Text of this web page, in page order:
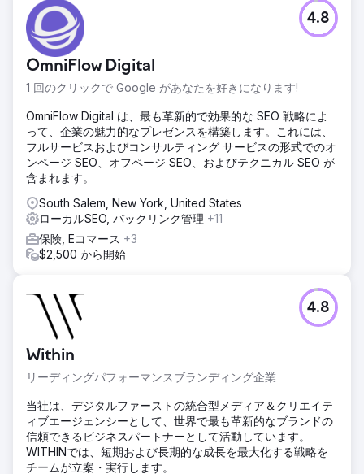
数百平方マイルの地域で1位か2位にランクインしています。
GBPからの電話は月90件以上、ウェブサイトからのリードは
月平均200件以上で、電話は鳴りっぱなしです。Mettanoと
の取引は、これまでの3倍以上にもなっています。
エージェンシーページに移動
OmniFlow Digital
1 回のクリックで Google があなたを好きになります!
4.8
OmniFlow Digital は、最も革新的で効果的な SEO 戦略によ
って、企業の魅力的なプレゼンスを構築します。これには、
フルサービスおよびコンサルティング サービスの形式でのオ
ンページ SEO、オフページ SEO、およびテクニカル SEO が
含まれます。
South Salem, New York, United States
ローカルSEO, バックリンク管理 +11
保険, Eコマース +3
$2,500 から開始
Within
リーディングパフォーマンスブランディング企業
4.8
当社は、デジタルファーストの統合型メディア＆クリエイテ
ィブエージェンシーとして、世界で最も革新的なブランドの
信頼できるビジネスパートナーとして活動しています。
WITHINでは、短期および長期的な成長を最大化する戦略を
チームが立案・実行します。